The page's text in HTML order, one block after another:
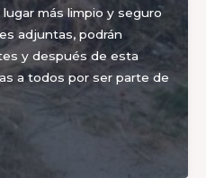
más limpio y seguro
adjuntas, podrán
y después de esta
a todos por ser parte de